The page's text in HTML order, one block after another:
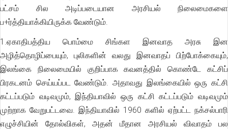
பட்சம் சில அடிப்படையான அரசியல் நிலைமைகளை
ப+ர்த்தியாக்கியிருக்க வேண்டும்.
1.ஏகாதிபத்திய பொம்மை சிங்கள இனவாத அரசு இன
அழித்தொழிப்பையும், புலிகளின் வலது இனவாதப் பிற்போக்கையும்,
இலங்கை நிலைமையில் குறிப்பாக கவனத்தில் கொண்டே கட்சிப்
பிரகடனம் செய்யப்பட வேண்டும். அதாவது இலங்கையில் ஒரு கட்சி
கட்டப்படும் வடிவமும், இந்தியாவில் ஒரு கட்சி கட்டப்படும் வடிவமும்
முற்றாக வேறுபட்டவை. இந்தியாவில் 1960 களில் ஏற்பட்ட நக்சல்பாரி
எழுச்சியின் தோல்விகள், அதன் மீதான அரசியல் விவாதம் பல